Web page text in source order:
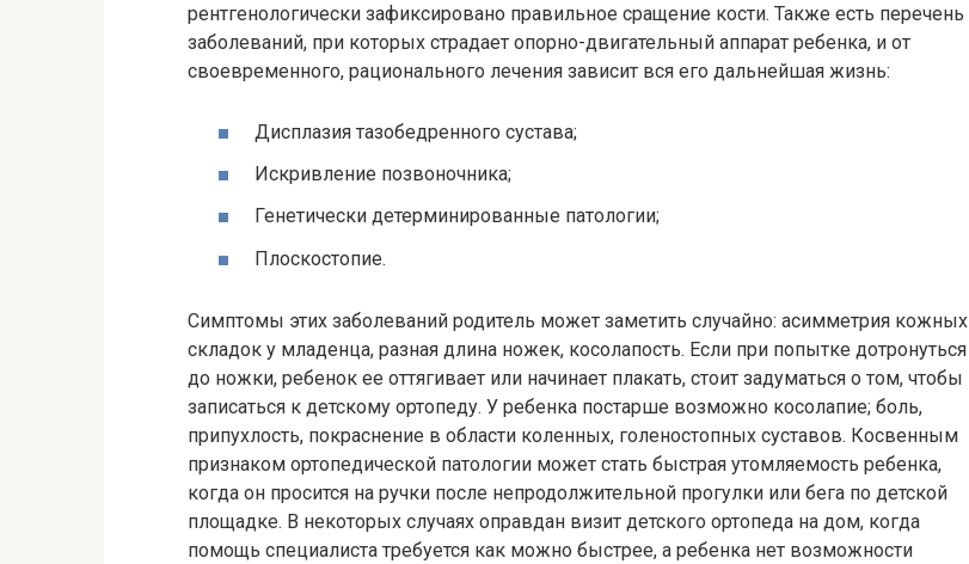
рентгенологически зафиксировано правильное сращение кости. Также есть перечень
заболеваний, при которых страдает опорно-двигательный аппарат ребенка, и от
своевременного, рационального лечения зависит вся его дальнейшая жизнь:
Дисплазия тазобедренного сустава;
Искривление позвоночника;
Генетически детерминированные патологии;
Плоскостопие.
Симптомы этих заболеваний родитель может заметить случайно: асимметрия кожных
складок у младенца, разная длина ножек, косолапость. Если при попытке дотронуться
до ножки, ребенок ее оттягивает или начинает плакать, стоит задуматься о том, чтобы
записаться к детскому ортопеду. У ребенка постарше возможно косолапие; боль,
припухлость, покраснение в области коленных, голеностопных суставов. Косвенным
признаком ортопедической патологии может стать быстрая утомляемость ребенка,
когда он просится на ручки после непродолжительной прогулки или бега по детской
площадке. В некоторых случаях оправдан визит детского ортопеда на дом, когда
помощь специалиста требуется как можно быстрее, а ребенка нет возможности